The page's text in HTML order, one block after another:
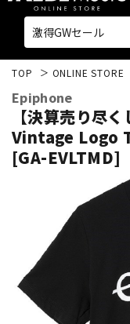
エレキギター
ベース
TOP ONLINE STORE
Epiphone
【決算売り尽
Vintage Logo
[GA-EVLTMD]